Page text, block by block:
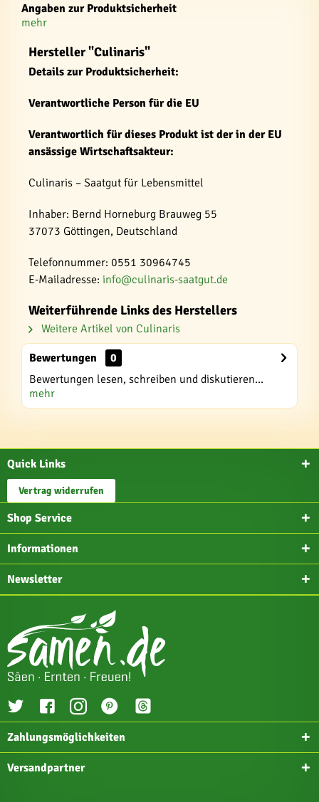
Angaben zur Produktsicherheit
mehr
Hersteller "Culinaris"
Details zur Produktsicherheit:
Verantwortliche Person für die EU
Verantwortlich für dieses Produkt ist der in der EU
ansässige Wirtschaftsakteur:
Culinaris – Saatgut für Lebensmittel
Inhaber: Bernd Horneburg Brauweg 55
37073 Göttingen, Deutschland
Telefonnummer: 0551 30964745
E-Mailadresse: info@culinaris-saatgut.de
Weiterführende Links des Herstellers
Weitere Artikel von Culinaris
Bewertungen
0
Bewertungen lesen, schreiben und diskutieren...
mehr
Quick Links
Vertrag widerrufen
Shop Service
Informationen
Newsletter
Zahlungsmöglichkeiten
Versandpartner